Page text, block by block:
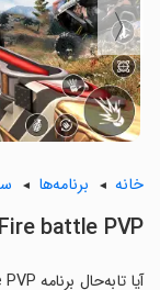
〈
خانه برنامه‌ها
battle PVP